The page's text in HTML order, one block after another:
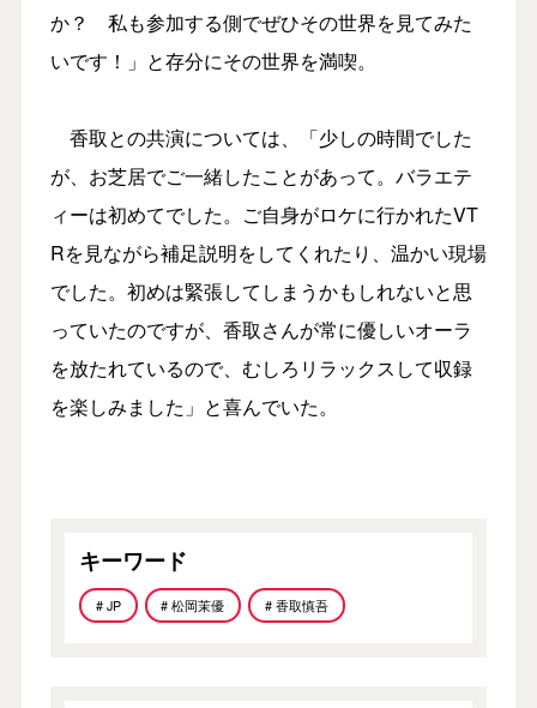
か？ 私も参加する側でぜひその世界を見てみた
いです！」と存分にその世界を満喫。
香取との共演については、「少しの時間でした
が、お芝居でご一緒したことがあって。バラエテ
ィーは初めてでした。ご自身がロケに行かれたVT
Rを見ながら補足説明をしてくれたり、温かい現場
でした。初めは緊張してしまうかもしれないと思
っていたのですが、香取さんが常に優しいオーラ
を放たれているので、むしろリラックスして収録
を楽しみました」と喜んでいた。
キーワード
# JP # 松岡茉優 # 香取慎吾